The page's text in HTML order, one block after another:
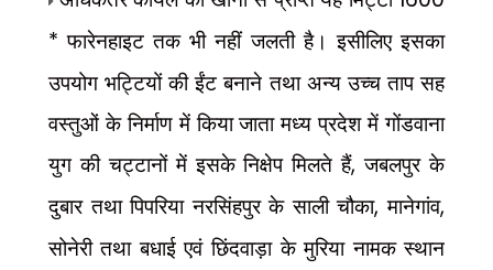
*फारेनहाइट तक भी नहीं जलती है। इसीलिए इसका
उपयोग भट्टियों की ईंट बनाने तथा अन्य उच्च ताप सह
वस्तुओं के निर्माण में किया जाता मध्य प्रदेश में गोंडवाना
युग की चट्टानों में इसके निक्षेप मिलते हैं,जबलपुर के
दुबार तथा पिपरिया नरसिंहपुर के साली चौका,मानेगांव,
सोनेरी तथा बधाई एवं छिंदवाड़ा के मुरिया नामक स्थान